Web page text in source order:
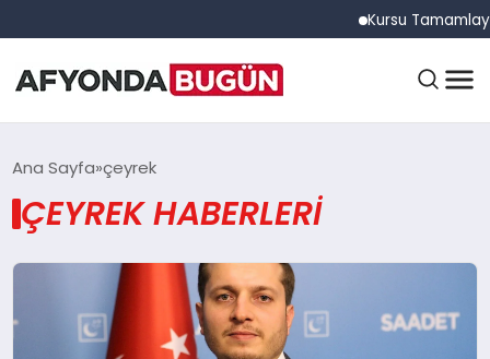
Kursu Tamamlayan
ANASAYFA
Ana Sayfa çeyrek
ÇEYREK HABERLERI